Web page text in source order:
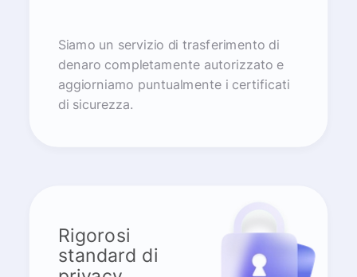
Siamo un servizio di trasferimento di
denaro completamente autorizzato e
aggiorniamo puntualmente i certificati
di sicurezza.
Rigorosi
standard di